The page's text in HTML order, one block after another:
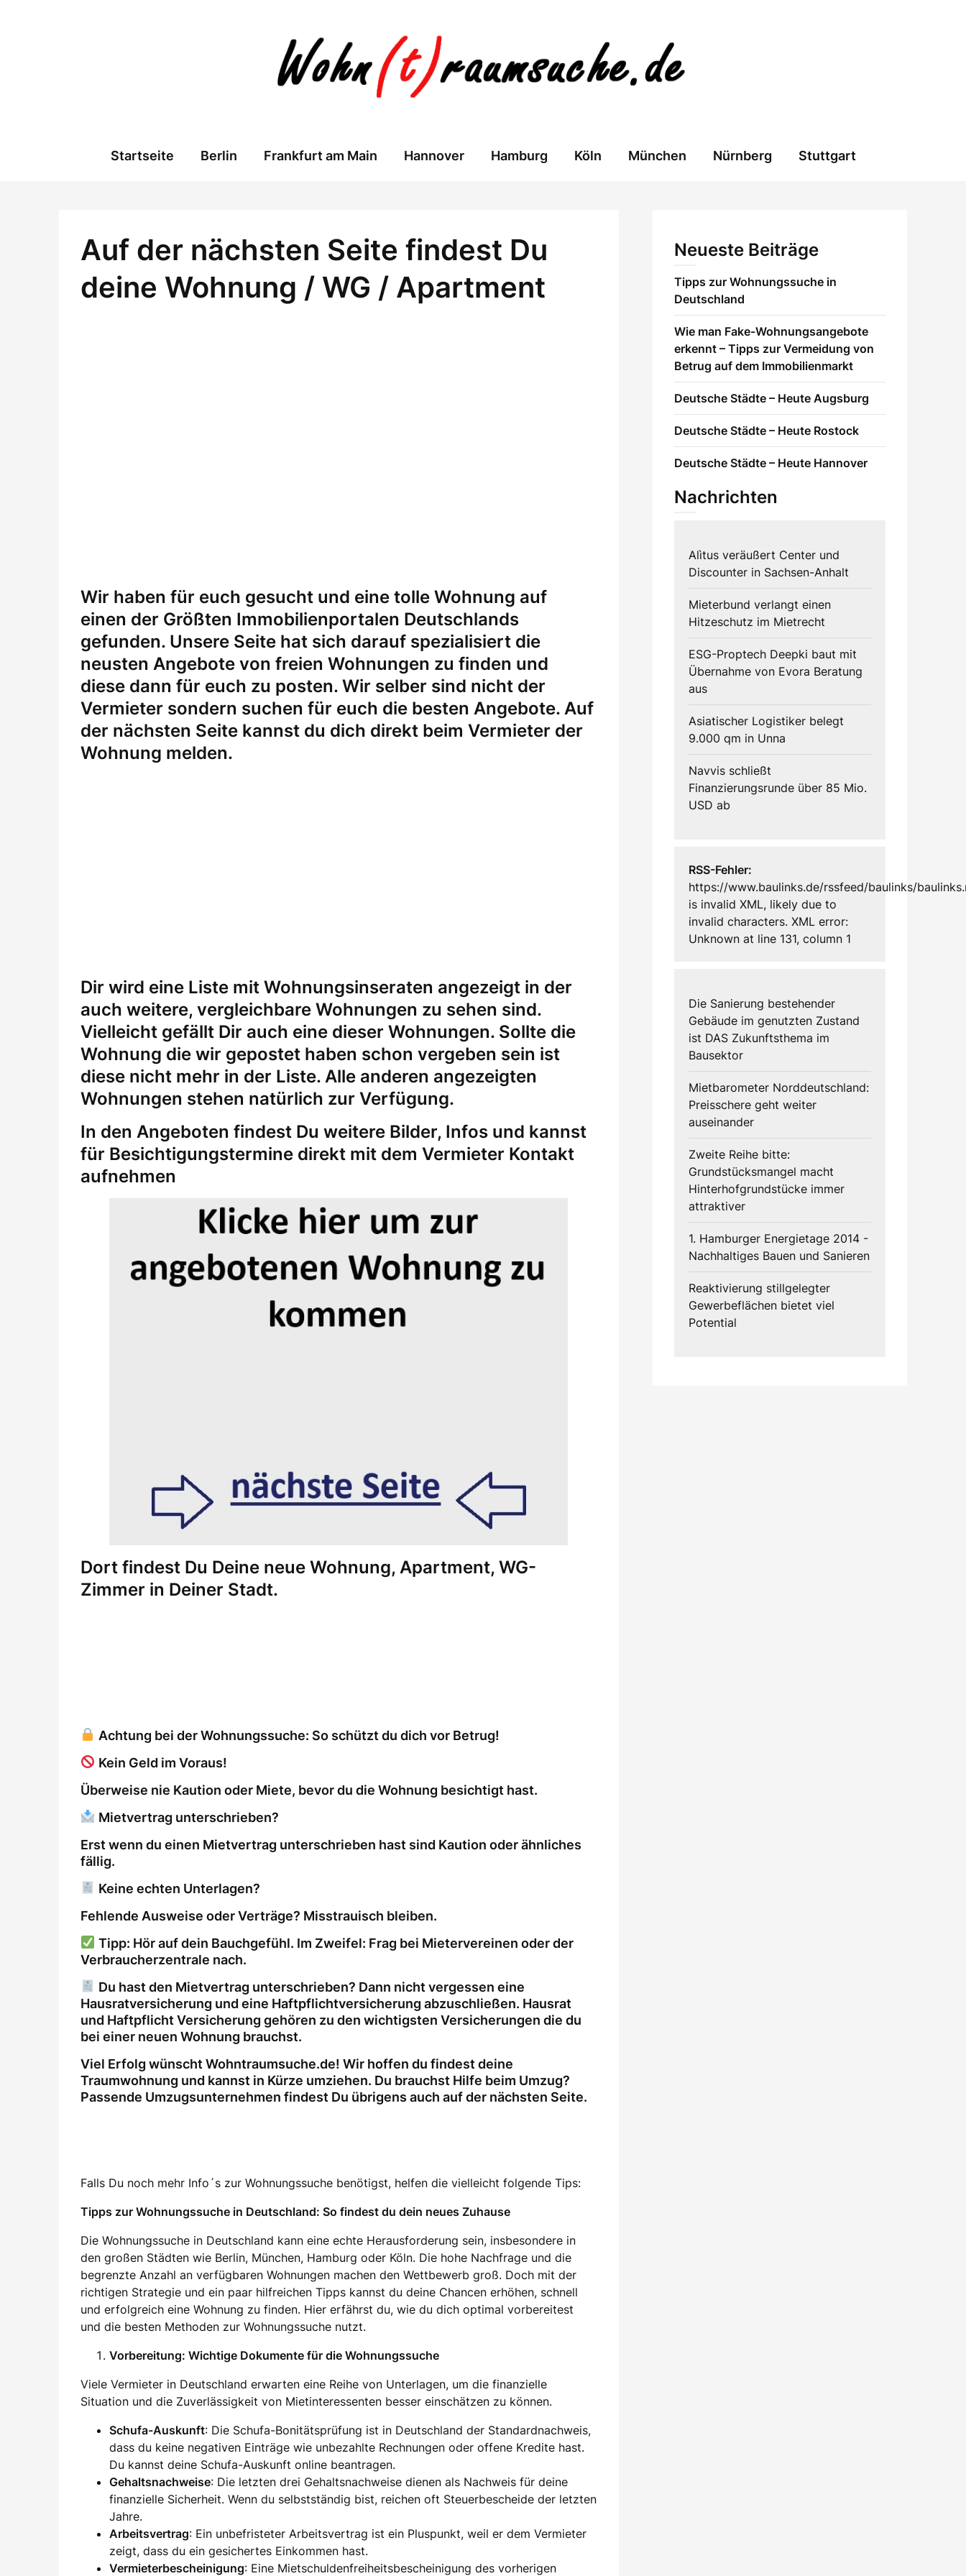
Startseite Berlin Frankfurt am Main Hannover Hamburg Köln München Nürnberg Stuttgart
Auf der nächsten Seite findest Du
deine Wohnung / WG / Apartment
Wir haben für euch gesucht und eine tolle Wohnung auf
einen der Größten Immobilienportalen Deutschlands
gefunden. Unsere Seite hat sich darauf spezialisiert die
neusten Angebote von freien Wohnungen zu finden und
diese dann für euch zu posten. Wir selber sind nicht der
Vermieter sondern suchen für euch die besten Angebote. Auf
der nächsten Seite kannst du dich direkt beim Vermieter der
Wohnung melden.
Dir wird eine Liste mit Wohnungsinseraten angezeigt in der
auch weitere, vergleichbare Wohnungen zu sehen sind.
Vielleicht gefällt Dir auch eine dieser Wohnungen. Sollte die
Wohnung die wir gepostet haben schon vergeben sein ist
diese nicht mehr in der Liste. Alle anderen angezeigten
Wohnungen stehen natürlich zur Verfügung.
In den Angeboten findest Du weitere Bilder, Infos und kannst
für Besichtigungstermine direkt mit dem Vermieter Kontakt
aufnehmen
Dort findest Du Deine neue Wohnung, Apartment, WG-
Zimmer in Deiner Stadt.
Achtung bei der Wohnungssuche: So schützt du dich vor Betrug!
Kein Geld im Voraus!
Überweise nie Kaution oder Miete, bevor du die Wohnung besichtigt hast.
Mietvertrag unterschrieben?
Erst wenn du einen Mietvertrag unterschrieben hast sind Kaution oder ähnliches
fällig.
Keine echten Unterlagen?
Fehlende Ausweise oder Verträge? Misstrauisch bleiben.
Tipp: Hör auf dein Bauchgefühl. Im Zweifel: Frag bei Mietervereinen oder der
Verbraucherzentrale nach.
Du hast den Mietvertrag unterschrieben? Dann nicht vergessen eine
Hausratversicherung und eine Haftpflichtversicherung abzuschließen. Hausrat
und Haftpflicht Versicherung gehören zu den wichtigsten Versicherungen die du
bei einer neuen Wohnung brauchst.
Viel Erfolg wünscht Wohntraumsuche.de! Wir hoffen du findest deine
Traumwohnung und kannst in Kürze umziehen. Du brauchst Hilfe beim Umzug?
Passende Umzugsunternehmen findest Du übrigens auch auf der nächsten Seite.
Falls Du noch mehr Info´s zur Wohnungssuche benötigst, helfen die vielleicht folgende Tips:
Tipps zur Wohnungssuche in Deutschland: So findest du dein neues Zuhause
Die Wohnungssuche in Deutschland kann eine echte Herausforderung sein, insbesondere in
den großen Städten wie Berlin, München, Hamburg oder Köln. Die hohe Nachfrage und die
begrenzte Anzahl an verfügbaren Wohnungen machen den Wettbewerb groß. Doch mit der
richtigen Strategie und ein paar hilfreichen Tipps kannst du deine Chancen erhöhen, schnell
und erfolgreich eine Wohnung zu finden. Hier erfährst du, wie du dich optimal vorbereitest
und die besten Methoden zur Wohnungssuche nutzt.
Vorbereitung: Wichtige Dokumente für die Wohnungssuche
Viele Vermieter in Deutschland erwarten eine Reihe von Unterlagen, um die finanzielle
Situation und die Zuverlässigkeit von Mietinteressenten besser einschätzen zu können.
Schufa-Auskunft: Die Schufa-Bonitätsprüfung ist in Deutschland der Standardnachweis,
dass du keine negativen Einträge wie unbezahlte Rechnungen oder offene Kredite hast.
Du kannst deine Schufa-Auskunft online beantragen.
Gehaltsnachweise: Die letzten drei Gehaltsnachweise dienen als Nachweis für deine
finanzielle Sicherheit. Wenn du selbstständig bist, reichen oft Steuerbescheide der letzten
Jahre.
Arbeitsvertrag: Ein unbefristeter Arbeitsvertrag ist ein Pluspunkt, weil er dem Vermieter
zeigt, dass du ein gesichertes Einkommen hast.
Vermieterbescheinigung: Eine Mietschuldenfreiheitsbescheinigung des vorherigen
Neueste Beiträge
Tipps zur Wohnungssuche in
Deutschland
Wie man Fake-Wohnungsangebote
erkennt – Tipps zur Vermeidung von
Betrug auf dem Immobilienmarkt
Deutsche Städte – Heute Augsburg
Deutsche Städte – Heute Rostock
Deutsche Städte – Heute Hannover
Nachrichten
Alìtus veräußert Center und
Discounter in Sachsen-Anhalt
Mieterbund verlangt einen
Hitzeschutz im Mietrecht
ESG-Proptech Deepki baut mit
Übernahme von Evora Beratung
aus
Asiatischer Logistiker belegt
9.000 qm in Unna
Navvis schließt
Finanzierungsrunde über 85 Mio.
USD ab
RSS-Fehler:
https://www.baulinks.de/rssfeed/baulinks/
is invalid XML, likely due to
invalid characters. XML error:
Unknown at line 131, column 1
Die Sanierung bestehender
Gebäude im genutzten Zustand
ist DAS Zukunftsthema im
Bausektor
Mietbarometer Norddeutschland:
Preisschere geht weiter
auseinander
Zweite Reihe bitte:
Grundstücksmangel macht
Hinterhofgrundstücke immer
attraktiver
1. Hamburger Energietage 2014 -
Nachhaltiges Bauen und Sanieren
Reaktivierung stillgelegter
Gewerbeflächen bietet viel
Potential